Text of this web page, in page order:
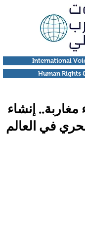
Human Rights
International
إنشاء
في العالم
من أصل 5 نجوم.